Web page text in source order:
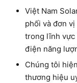
Việt Nam
phối và đơn vị
trong lĩnh vực
điện năng
Chúng tôi
thương hiệu